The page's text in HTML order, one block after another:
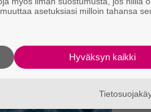
asetuksiasi milloin tahansa
Hyväksyn kaikki